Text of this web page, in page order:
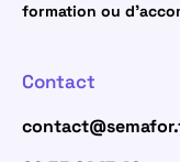
formation ou
Contact